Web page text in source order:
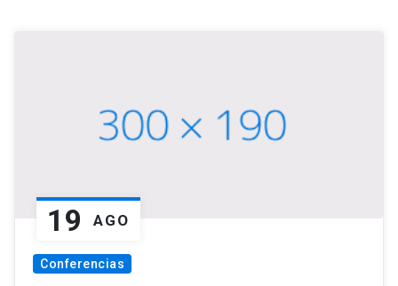
19 AGO
Conferencias